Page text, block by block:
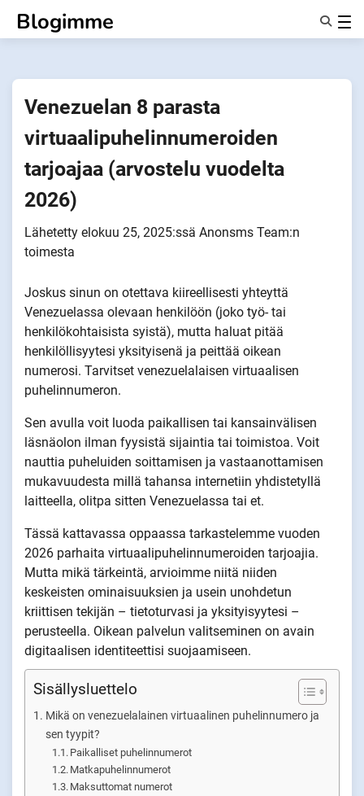
sisältöön
Blogimme
Tietoa Meistä
Venezuelan 8 parasta
virtuaalipuhelinnumeroiden
tarjoajaa (arvostelu vuodelta
2026)
Lähetetty elokuu 25, 2025:ssä Anonsms Team:n
toimesta
Joskus sinun on otettava kiireellisesti yhteyttä
Venezuelassa olevaan henkilöön (joko työ- tai
henkilökohtaisista syistä), mutta haluat pitää
henkilöllisyytesi yksityisenä ja peittää oikean
numerosi. Tarvitset venezuelalaisen virtuaalisen
puhelinnumeron.
Sen avulla voit luoda paikallisen tai kansainvälisen
läsnäolon ilman fyysistä sijaintia tai toimistoa. Voit
nauttia puheluiden soittamisen ja vastaanottamisen
mukavuudesta millä tahansa internetiin yhdistetyllä
laitteella, olitpa sitten Venezuelassa tai et.
Tässä kattavassa oppaassa tarkastelemme vuoden
2026 parhaita virtuaalipuhelinnumeroiden tarjoajia.
Mutta mikä tärkeintä, arvioimme niitä niiden
keskeisten ominaisuuksien ja usein unohdetun
kriittisen tekijän – tietoturvasi ja yksityisyytesi –
perusteella. Oikean palvelun valitseminen on avain
digitaalisen identiteettisi suojaamiseen.
Sisällysluettelo
Mikä on venezuelalainen virtuaalinen puhelinnumero ja
sen tyypit?
Paikalliset puhelinnumerot
Matkapuhelinnumerot
Maksuttomat numerot